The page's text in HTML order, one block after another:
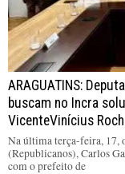
ARAGUATINS:
buscam no Incra
VicenteVinícius
Na última terça-feira, 17,
(Republicanos), Carlos
com o prefeito de